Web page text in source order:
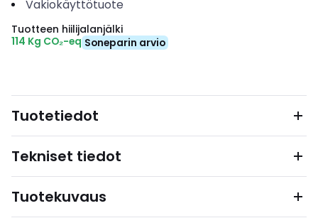
Vakiokäyttötuote
Tuotteen hiilijalanjälki
114 Kg CO₂-eq Soneparin arvio
Tuotetiedot
Tekniset tiedot
Tuotekuvaus